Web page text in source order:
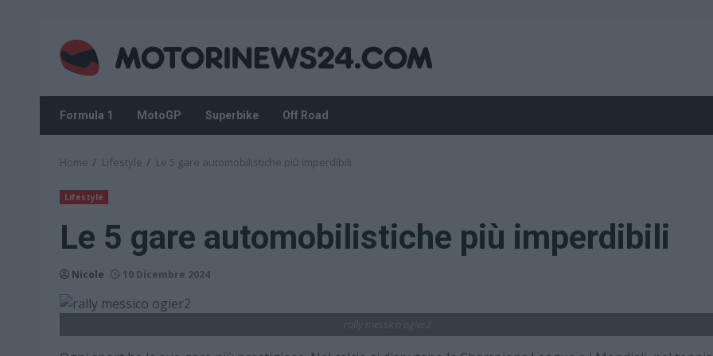
content
Formula 1 MotoGP Superbike Off Road
Home Lifestyle Le 5 gare automobilistiche più imperdibili
Lifestyle
Le 5 gare automobilistiche più imperdibili
Nicole 10 Dicembre 2024